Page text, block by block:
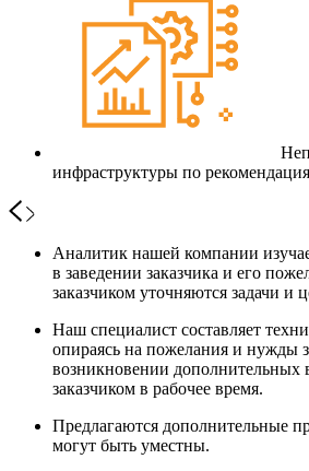
инфраструктуры по
Аналитик нашей компании
в заведении заказчика и его
заказчиком уточняются задачи и
Наш специалист составляет
опираясь на пожелания и нужды
возникновении дополнительных
заказчиком в рабочее время.
Предлагаются дополнительные
могут быть уместны.